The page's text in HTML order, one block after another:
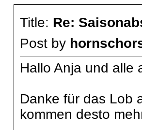
Title: Re:
Post by
Hallo Anja und alle
Danke für das Lob
kommen desto